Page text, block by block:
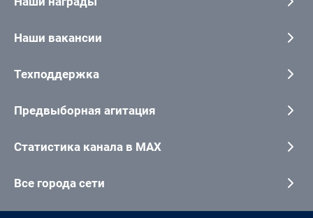
Наши вакансии
Техподдержка
Предвыборная агитация
Статистика канала в MAX
Все города сети